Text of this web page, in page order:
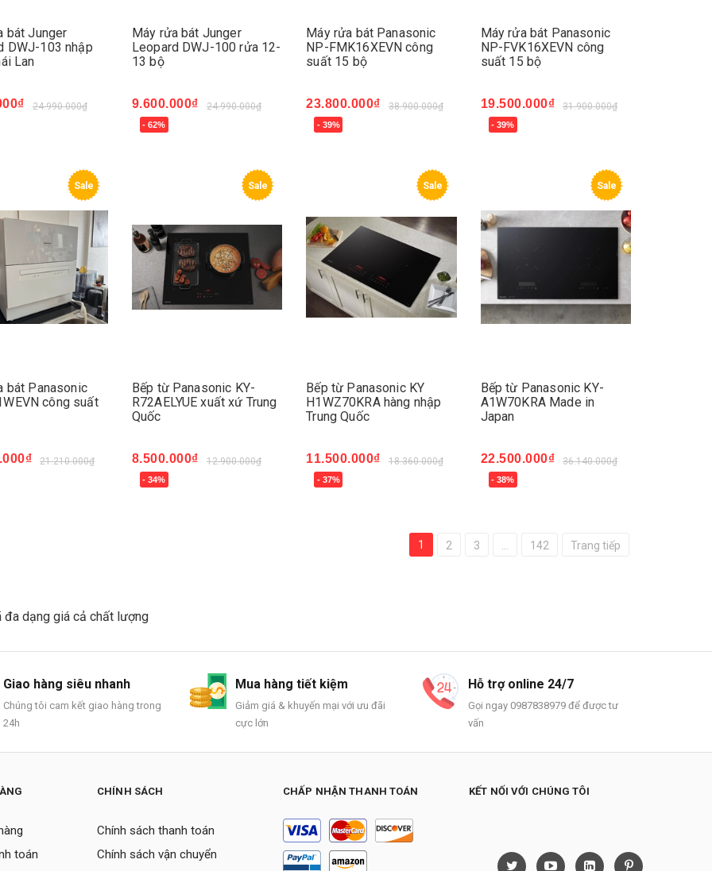
bát Junger
DWJ-103 nhập
Lan
24.990.000₫
Máy rửa bát Junger
Leopard DWJ-100 rửa 12-
13 bộ
9.600.000₫ 24.990.000₫
- 62%
Mua ngay
Máy rửa bát Panasonic
NP-FMK16XEVN công
suất 15 bộ
23.800.000₫ 38.900.000₫
- 39%
Mua ngay
Máy rửa bát Panasonic
NP-FVK16XEVN công
suất 15 bộ
19.500.000₫ 31.900.000₫
- 39%
Mua ngay
Sale
bát Panasonic
công suất
21.210.000₫
Sale
Bếp từ Panasonic KY-
R72AELYUE xuất xứ Trung
Quốc
8.500.000₫ 12.900.000₫
- 34%
Mua ngay
Sale
Bếp từ Panasonic KY
H1WZ70KRA hàng nhập
Trung Quốc
11.500.000₫ 18.360.000₫
- 37%
Mua ngay
Sale
Bếp từ Panasonic KY-
A1W70KRA Made in
Japan
22.500.000₫ 36.140.000₫
- 38%
Mua ngay
1 2 3 142 Trang tiếp
đa dạng giá cả chất lượng
Giao hàng siêu nhanh
Chúng tôi cam kết giao hàng trong
24h
Mua hàng tiết kiệm
Giảm giá & khuyến mại với ưu đãi
cực lớn
Hỗ trợ online 24/7
Gọi ngay 0987838979 để được tư
vấn
toán
CHÍNH SÁCH
Chính sách thanh toán
Chính sách vận chuyển
CHẤP NHẬN THANH TOÁN KẾT NỐI VỚI CHÚNG TÔI